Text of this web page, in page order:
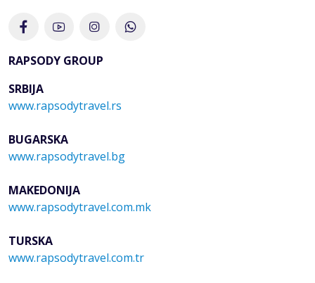
RAPSODY GROUP
SRBIJA
www.rapsodytravel.rs
BUGARSKA
www.rapsodytravel.bg
MAKEDONIJA
www.rapsodytravel.com.mk
TURSKA
www.rapsodytravel.com.tr